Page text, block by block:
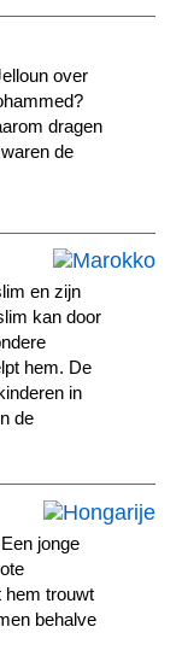
over
dragen
de
en zijn
kan door
hem. De
in
de
jonge
hem trouwt
behalve